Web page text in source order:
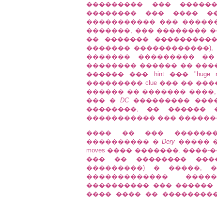
��������� ���
�������� ��� ����
����������� ���
�������, ��� ��������
�� �������
�������
������� ���������
�������� ������ ��
������ ��� hint ���
��������� clue ��� ��
������ �� �������
��� �DC���������
��������, �� ������
����������� ���
���� �� ���
���������� � Dery �����
moves ���� �������.
��� �� ��������
���������) � �����,
�������������
���������� ���
���� ���� ��